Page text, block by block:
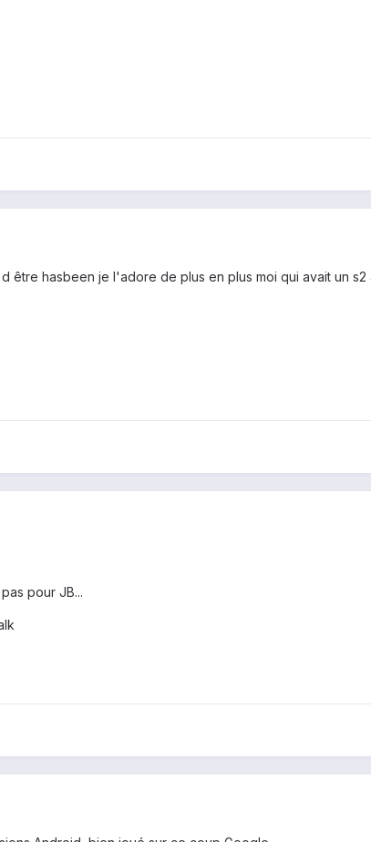
être hasbeen je l'adore de plus en plus moi qui avait un s2
pour JB...